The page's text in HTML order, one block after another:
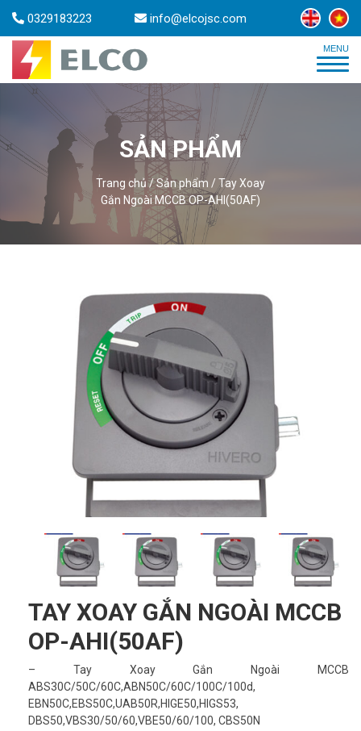
0329183223 info@elcojsc.com
SẢN PHẨM
Trang chủ/Sản phẩm /Tay Xoay
Gắn Ngoài MCCB OP-AHI(50AF)
TAY XOAY GẮN NGOÀI MCCB
OP-AHI(50AF)
– Tay Xoay Gắn Ngoài MCCB
ABS30C/50C/60C,ABN50C/60C/100C/100d,
EBN50C,EBS50C,UAB50R,HIGE50,HIGS53,
DBS50,VBS30/50/60,VBE50/60/100, CBS50N